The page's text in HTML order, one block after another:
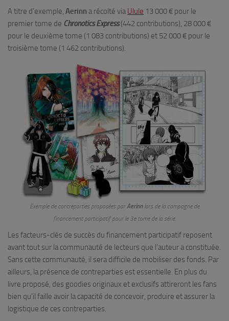
A titre d’exemple, Aerinn a récolté via Ulule 13 000 € pour le
premier tome de Chronotics Express(442 contributions), 28 000 €
pour le deuxième tome (1 083 contributions) et 52 000 € pour le
troisième tome (1 462 contributions).
Exemple de contreparties proposées parAerinnlors de la campagne de
financement participatif pour le 3e tome de la série.
Les facteurs-clés de succès du financement participatif reposent
avant tout sur la communauté de lecteurs que l’auteur a constituée.
Sans cette communauté, il sera difficile de mobiliser des fonds. Par
ailleurs, la présence de contreparties est essentielle. En plus du
livre proposé, des goodies originaux et exclusifs attireront les fans
bien qu’il faille avoir la capacité de concevoir, produire et assurer la
logistique de ces contreparties.